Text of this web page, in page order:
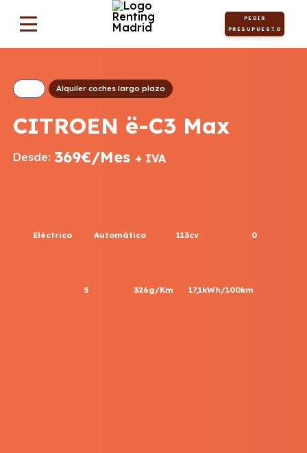
PEDIR
PRESUPUESTO
Alquiler coches largo plazo
CITROEN ë-C3 Max
Desde: 369€/Mes + IVA
Eléctrico Automático 113cv 0
5 326g/Km 17,1kWh/100km